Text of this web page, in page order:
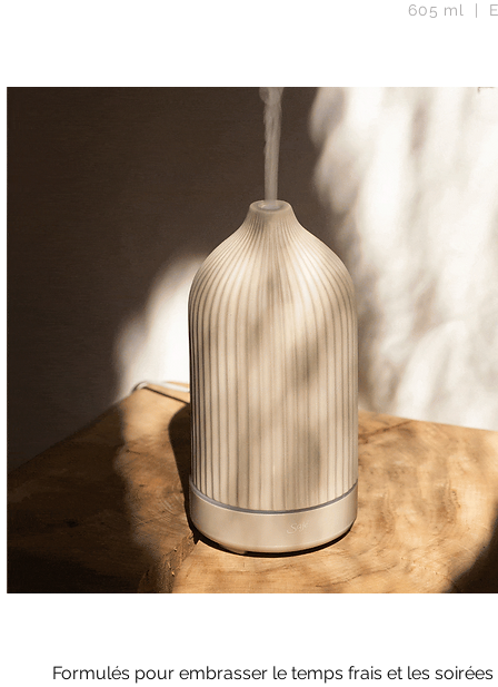
605 ml |
Formulés pour embrasser le temps frais et les soirées